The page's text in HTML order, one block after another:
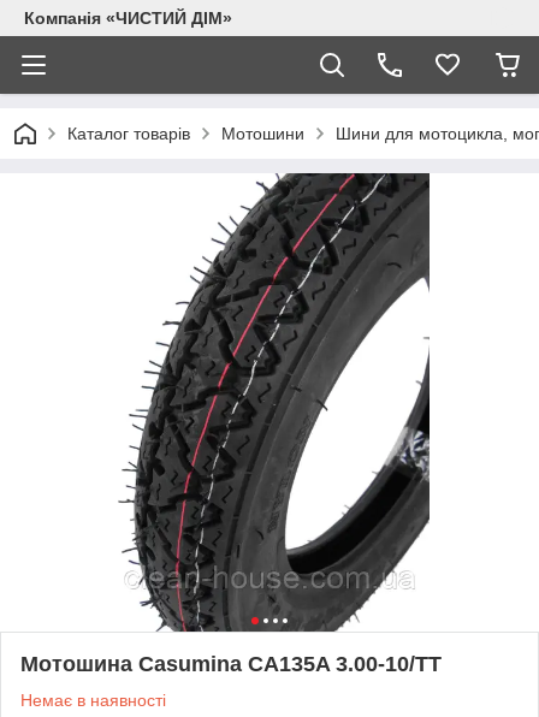
Компанія «ЧИСТИЙ ДІМ»
Каталог товарів Мотошини Шини для мотоцикла,
Мотошина Casumina CA135A 3.00-10/TT
Немає в наявності